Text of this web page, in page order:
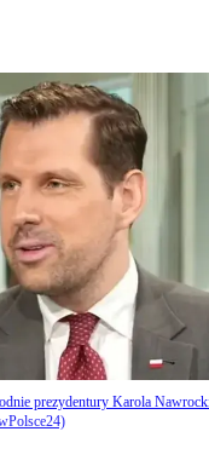
prezydentury Karola